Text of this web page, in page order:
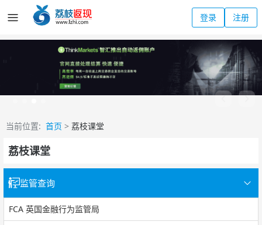
登录 注册
当前位置: 首页 > 荔枝课堂
荔枝课堂
监管查询
FCA 英国金融行为监管局